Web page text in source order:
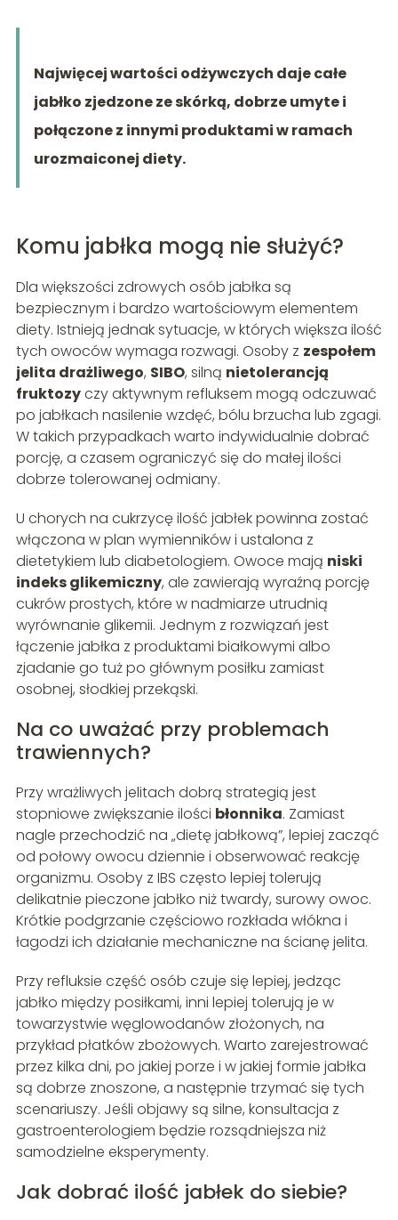
Najwięcej wartości odżywczych daje całe
jabłko zjedzone ze skórką, dobrze umyte i
połączone z innymi produktami w ramach
urozmaiconej diety.
Komu jabłka mogą nie służyć?
Dla większości zdrowych osób jabłka są
bezpiecznym i bardzo wartościowym elementem
diety. Istnieją jednak sytuacje, w których większa ilość
tych owoców wymaga rozwagi. Osoby z zespołem
jelita drażliwego, SIBO, silną nietolerancją
fruktozyczy aktywnym refluksem mogą odczuwać
po jabłkach nasilenie wzdęć, bólu brzucha lub zgagi.
W takich przypadkach warto indywidualnie dobrać
porcję, a czasem ograniczyć się do małej ilości
dobrze tolerowanej odmiany.
U chorych na cukrzycę ilość jabłek powinna zostać
włączona w plan wymienników i ustalona z
dietetykiem lub diabetologiem. Owoce mają niski
indeks glikemiczny, ale zawierają wyraźną porcję
cukrów prostych, które w nadmiarze utrudnią
wyrównanie glikemii. Jednym z rozwiązań jest
łączenie jabłka z produktami białkowymi albo
zjadanie go tuż po głównym posiłku zamiast
osobnej, słodkiej przekąski.
Na co uważać przy problemach
trawiennych?
Przy wrażliwych jelitach dobrą strategią jest
stopniowe zwiększanie ilości błonnika. Zamiast
nagle przechodzić na „dietę jabłkową”, lepiej zacząć
od połowy owocu dziennie i obserwować reakcję
organizmu. Osoby z IBS często lepiej tolerują
delikatnie pieczone jabłko niż twardy, surowy owoc.
Krótkie podgrzanie częściowo rozkłada włókna i
łagodzi ich działanie mechaniczne na ścianę jelita.
Przy refluksie część osób czuje się lepiej, jedząc
jabłko między posiłkami, inni lepiej tolerują je w
towarzystwie węglowodanów złożonych, na
przykład płatków zbożowych. Warto zarejestrować
przez kilka dni, po jakiej porze i w jakiej formie jabłka
są dobrze znoszone, a następnie trzymać się tych
scenariuszy. Jeśli objawy są silne, konsultacja z
gastroenterologiem będzie rozsądniejsza niż
samodzielne eksperymenty.
Jak dobrać ilość jabłek do siebie?